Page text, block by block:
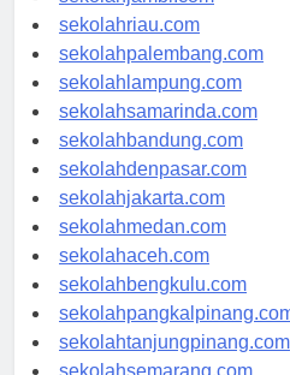
sekolahjambi.com
sekolahriau.com
sekolahpalembang.com
sekolahlampung.com
sekolahsamarinda.com
sekolahbandung.com
sekolahdenpasar.com
sekolahjakarta.com
sekolahmedan.com
sekolahaceh.com
sekolahbengkulu.com
sekolahpangkalpinang.com
sekolahtanjungpinang.com